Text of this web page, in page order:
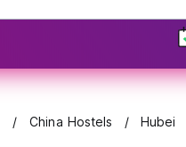
China Hostels Hubei